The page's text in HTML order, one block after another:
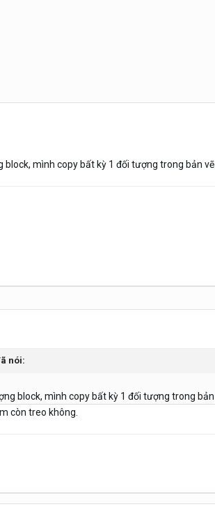
mình copy bất kỳ 1 đối tượng trong bản
nói:
block, mình copy bất kỳ 1 đối tượng trong
còn treo không.